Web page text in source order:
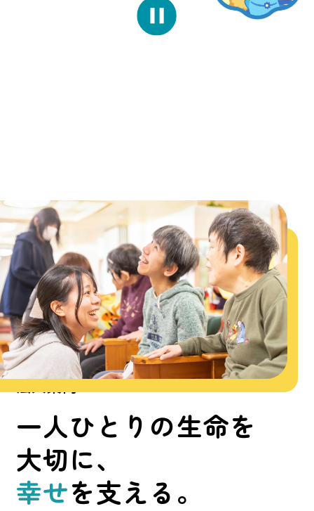
法人案内ABOUT
一人ひとりの生命を
大切に、
幸せを支える。